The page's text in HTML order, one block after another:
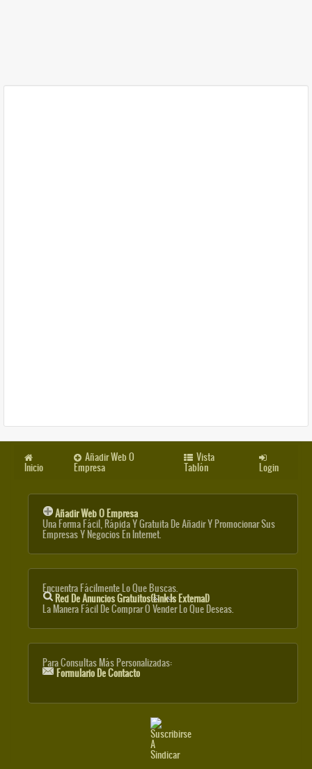
Inicio
Añadir Web O
Empresa
Vista
Tablón Login
Añadir Web O Empresa
Una Forma Fácil, Rápida Y Gratuita De Añadir Y Promocionar Sus
Empresas Y Negocios En Internet.
Encuentra Fácilmente Lo Que Buscas.
Red De Anuncios Gratuitos(link Is External)
La Manera Fácil De Comprar O Vender Lo Que Deseas.
Para Consultas Más Personalizadas:
Formulario De Contacto